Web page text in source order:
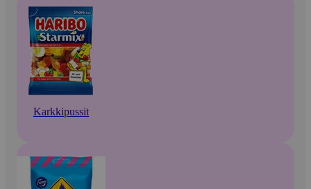
Karkkipussit